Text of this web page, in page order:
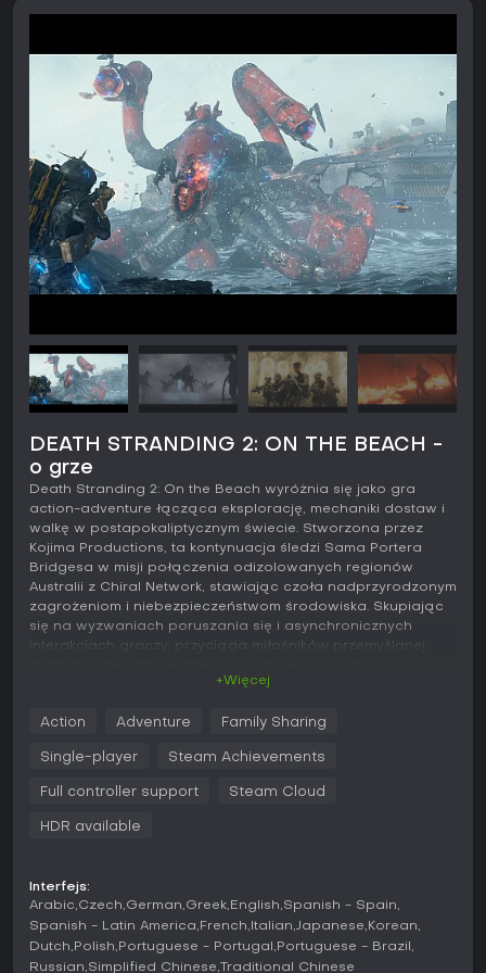
DEATH STRANDING 2: ON THE BEACH -
o grze
Death Stranding 2: On the Beach wyróżnia się jako gra
action-adventure łącząca eksplorację, mechaniki dostaw i
walkę w postapokaliptycznym świecie. Stworzona przez
Kojima Productions, ta kontynuacja śledzi Sama Portera
Bridgesa w misji połączenia odizolowanych regionów
Australii z Chiral Network, stawiając czoła nadprzyrodzonym
zagrożeniom i niebezpieczeństwom środowiska. Skupiając
się na wyzwaniach poruszania się i asynchronicznych
interakcjach graczy, przyciąga miłośników przemyślanej
W Death Stranding 2: On the Beach podstawą rozgrywki jest
przygotowanie do podróży, pokonywanie zdradliwych
analizują mapy, pakując niezbędne przedmioty jak drabiny
burzami piaskowymi ograniczającymi widoczność i
deszcz przyspieszający starzenie, wprowadza dodatkowe
ryzyko podczas wypraw na zewnątrz.
Mechaniki walki i skradania dają dużą swobodę. Spotkania
z widmowymi BT wymagają narzędzi jak blood boomerangi
+Więcej
Action Adventure Family Sharing
Single-player Steam Achievements
Full controller support Steam Cloud
HDR available
Interfejs:
Arabic Czech German Greek English Spanish - Spain
Spanish - Latin America French Italian Japanese Korean
Dutch Polish Portuguese - Portugal
Portuguese - Brazil
Russian Simplified Chinese Traditional Chinese